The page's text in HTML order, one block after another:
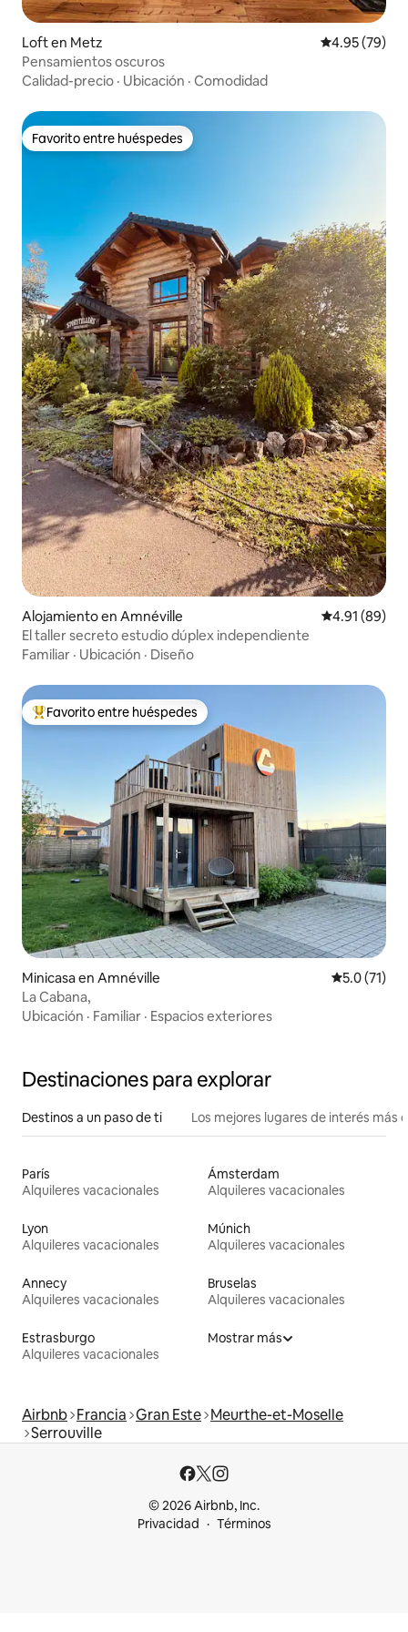
Loft en Metz Calificación
4.95 (79)
Pensamientos oscuros
Calidad-precio · Ubicación · Comodidad
Favorito entre huéspedes
Favorito entre huéspedes
Alojamiento en Amnéville Calificación
4.91 (89)
El taller secreto estudio dúplex independiente
Familiar · Ubicación · Diseño
Favorito entre huéspedes preferido
Favorito entre huéspedes
Minicasa en Amnéville Calificación
5.0 (71)
La Cabana,
Ubicación · Familiar · Espacios exteriores
Destinaciones para explorar
Destinos a un paso de ti Los mejores lugares de interés más
París
Alquileres vacacionales
Ámsterdam
Alquileres vacacionales
Lyon
Alquileres vacacionales
Múnich
Alquileres vacacionales
Annecy
Alquileres vacacionales
Bruselas
Alquileres vacacionales
Estrasburgo
Alquileres vacacionales
Mostrar más
Airbnb Francia Gran Este Meurthe-et-Moselle
Serrouville
© 2026 Airbnb, Inc.
Privacidad
Términos